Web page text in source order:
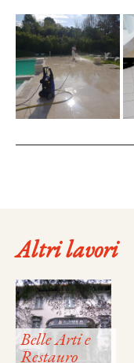
Altri lavori
Belle Arti e
Restauro